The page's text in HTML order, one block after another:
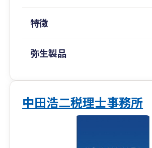
特徴
弥生製品
中田浩二税理士事務所